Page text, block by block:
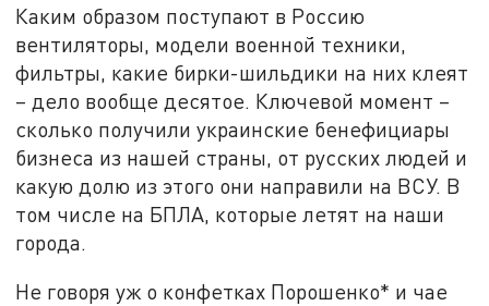
Каким образом поступают в Россию
вентиляторы, модели военной техники,
фильтры, какие бирки-шильдики на них клеят
– дело вообще десятое. Ключевой момент –
сколько получили украинские бенефициары
бизнеса из нашей страны, от русских людей и
какую долю из этого они направили на ВСУ. В
том числе на БПЛА, которые летят на наши
города.
Не говоря уж о конфетках Порошенко* и чае